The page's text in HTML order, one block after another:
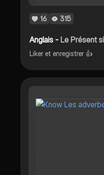
16 315
Anglais -Le Présent
Liker et enregistrer 👍